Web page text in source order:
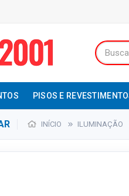
PISOS E
INÍCIO ILUMINAÇÃO